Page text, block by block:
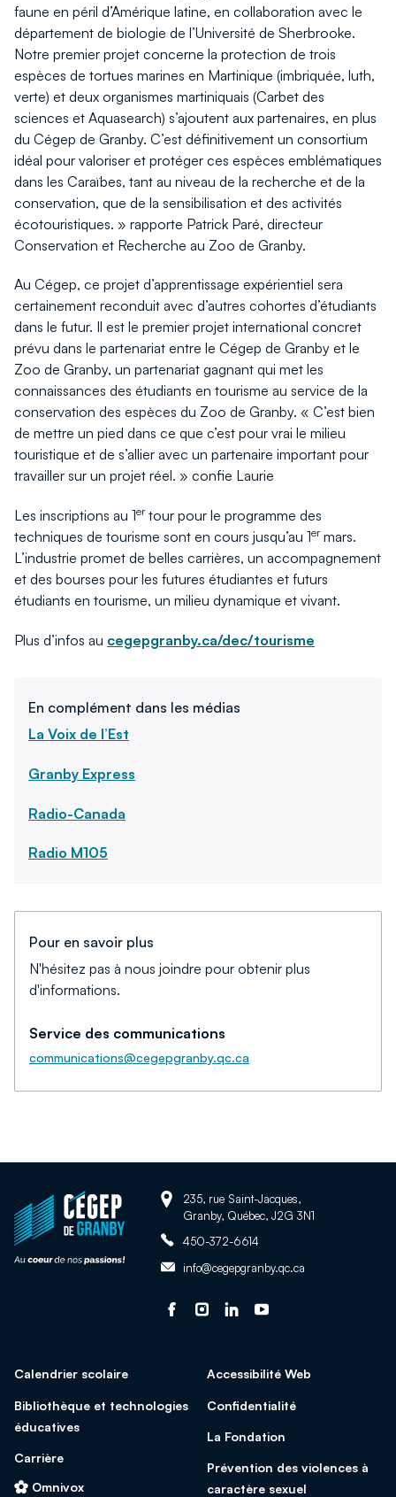
faune en péril d’Amérique latine, en collaboration avec le
département de biologie de l’Université de Sherbrooke.
Notre premier projet concerne la protection de trois
espèces de tortues marines en Martinique (imbriquée, luth,
verte) et deux organismes martiniquais (Carbet des
sciences et Aquasearch) s’ajoutent aux partenaires, en plus
du Cégep de Granby. C’est définitivement un consortium
idéal pour valoriser et protéger ces espèces emblématiques
dans les Caraïbes, tant au niveau de la recherche et de la
conservation, que de la sensibilisation et des activités
écotouristiques. » rapporte Patrick Paré, directeur
Conservation et Recherche au Zoo de Granby.
Au Cégep, ce projet d’apprentissage expérientiel sera
certainement reconduit avec d’autres cohortes d’étudiants
dans le futur. Il est le premier projet international concret
prévu dans le partenariat entre le Cégep de Granby et le
Zoo de Granby, un partenariat gagnant qui met les
connaissances des étudiants en tourisme au service de la
conservation des espèces du Zoo de Granby. « C’est bien
de mettre un pied dans ce que c’est pour vrai le milieu
touristique et de s’allier avec un partenaire important pour
travailler sur un projet réel. » confie Laurie
Les inscriptions au 1ertour pour le programme des
techniques de tourisme sont en cours jusqu’au 1ermars.
L’industrie promet de belles carrières, un accompagnement
et des bourses pour les futures étudiantes et futurs
étudiants en tourisme, un milieu dynamique et vivant.
Plus d’infos au cegepgranby.ca/dec/tourisme
En complément dans les médias
La Voix de l’Est
Granby Express
Radio-Canada
Radio M105
Pour en savoir plus
N'hésitez pas à nous joindre pour obtenir plus
d'informations.
Service des communications
communications@cegepgranby.qc.ca
Retour
à
page
Adresse:235, rue Saint-Jacques,
Granby, Québec, J2G 3N1
Téléphone:
450-372-6614
Adresse
info@cegepgranby.qc.ca
Suivez-
facebook
Ce
une
fenêtre
Suivez-
Instagram
Ce
dans
une
fenêtre
Suivez-
Linked
In
Ce
dans
une
fenêtre
Suivez-
Youtube
Ce
dans
une
fenêtre
Calendrier scolaire
Bibliothèque et technologies
éducatives
Carrière
Omnivox
Accessibilité Web
Confidentialité
La Fondation
Prévention des violences à
caractère sexuel